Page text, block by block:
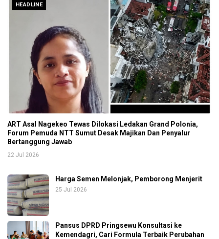
HEADLINE
ART Asal Nagekeo Tewas Dilokasi Ledakan Grand Polonia,
Forum Pemuda NTT Sumut Desak Majikan Dan Penyalur
Bertanggung Jawab
22 Jul 2026
Harga Semen Melonjak, Pemborong Menjerit
25 Jul 2026
Pansus DPRD Pringsewu Konsultasi ke
Kemendagri, Cari Formula Terbaik Perubahan